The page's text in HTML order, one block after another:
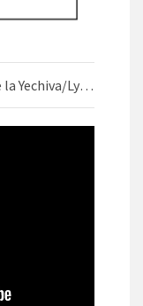
Vidéo de présentation de la Yechiva/Lycée d'Aix-les-Bains